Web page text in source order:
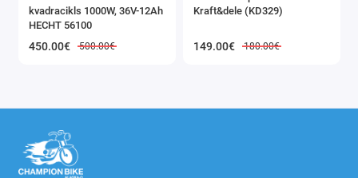
kvadracikls 1000W, 36V-12Ah
HECHT 56100
450.00€ 500.00€
Kraft&dele (KD329)
149.00€ 180.00€